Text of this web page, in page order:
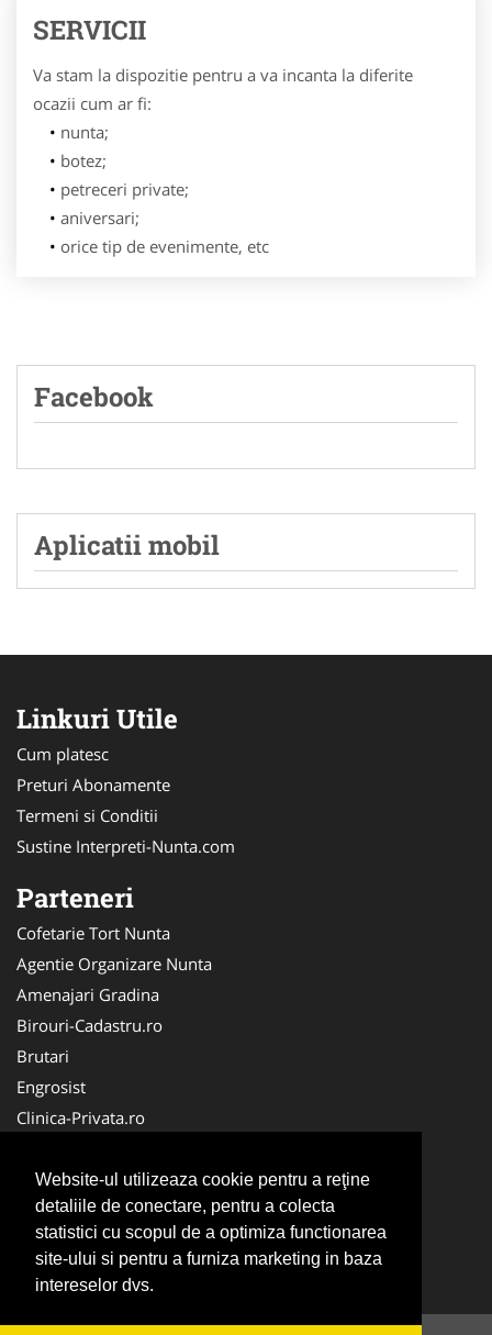
Website-ul utilizeaza cookie pentru a reţine
detaliile de conectare, pentru a colecta
statistici cu scopul de a optimiza functionarea
site-ului si pentru a furniza marketing in baza
intereselor dvs.
SERVICII
Va stam la dispozitie pentru a va incanta la diferite
ocazii cum ar fi:
nunta;
botez;
petreceri private;
aniversari;
orice tip de evenimente, etc
Facebook
Aplicatii mobil
Linkuri Utile
Cum platesc
Preturi Abonamente
Termeni si Conditii
Sustine Interpreti-Nunta.com
Parteneri
Cofetarie Tort Nunta
Agentie Organizare Nunta
Amenajari Gradina
Birouri-Cadastru.ro
Brutari
Engrosist
Clinica-Privata.ro
Nuntas
La-Cursuri
Medici Familie
Club Copii